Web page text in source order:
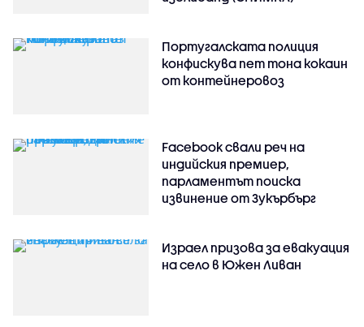
Португалската полиция
конфискува пет тона кокаин
от контейнеровоз
Facebook свали реч на
индийския премиер,
парламентът поиска
извинение от Зукърбърг
Израел призова за евакуация
на село в Южен Ливан